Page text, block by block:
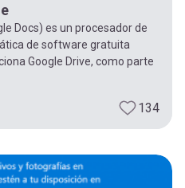
Docs) es un procesador de
de software gratuita
Google Drive, como parte
134